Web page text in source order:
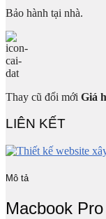
Bảo hành tại nhà.
Thay cũ đổi mới Giá
LIÊN KẾT
Mô tả
Macbook